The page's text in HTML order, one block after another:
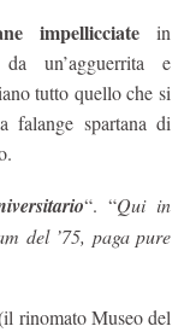
impellicciate in
un’agguerrita e
tutto quello che si
falange spartana di
“. “Qui in
del ’75, paga pure
rinomato Museo del